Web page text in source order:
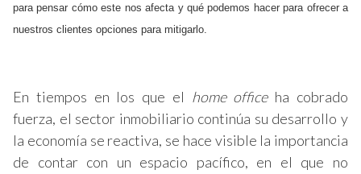
para pensar cómo este nos afecta y qué podemos hacer para ofrecer a
nuestros clientes opciones para mitigarlo.
En tiempos en los que el home officeha cobrado
fuerza, el sector inmobiliario continúa su desarrollo y
la economía se reactiva, se hace visible la importancia
de contar con un espacio pacífico, en el que no